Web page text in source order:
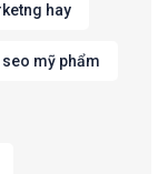
hay
mỹ phẩm